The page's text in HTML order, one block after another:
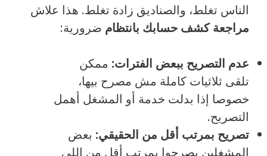
الناس تغلط، والصناديق زادة تغلط. هذا علاش
مراجعة كشف حسابك بانتظام ضرورية:
عدم التصريح ببعض الفترات: ممكن
تلقى ثلاثيات كاملة مش مصرح بيها،
خصوصا إذا بدلت خدمة أو المشغل أهمل
التصريح.
تصريح بمرتب أقل من الحقيقي: بعض
المشغلين يصرحوا بمرتب أقل من اللي